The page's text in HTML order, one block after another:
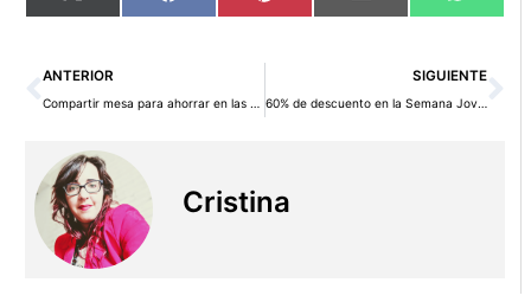
en
(Twitter) en en en en
Ant
ANTERIOR
Compartir mesa para ahorrar en las salidas a restaurantes
SIGUIENTE
60% de descuento en la Semana Joven de El Corte Inglés
Cristina